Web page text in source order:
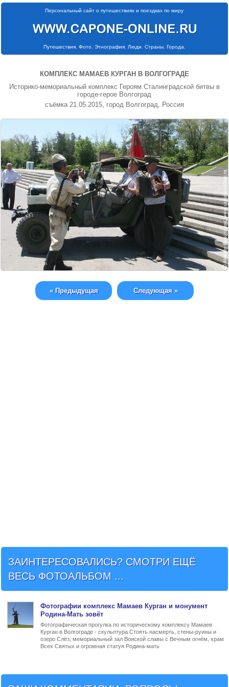
Персональный сайт о путешествиях и поездках по миру
Путешествия. Фото. Этнография. Люди. Страны. Города.
КОМПЛЕКС МАМАЕВ КУРГАН В ВОЛГОГРАДЕ
Историко-мемориальный комплекс Героям Сталинградской битвы в
городе-герое Волгоград
съёмка 21.05.2015, город Волгоград, Россия
« Предыдущая Следующая »
ЗАИНТЕРЕСОВАЛИСЬ? СМОТРИ ЕЩЁ
ВЕСЬ ФОТОАЛЬБОМ ...
Фотографии комплекс Мамаев Курган и монумент
Родина-Мать зовёт
Фотографическая прогулка по историческому комплексу Мамаев
Курган в Волгограде - скульптура Стоять насмерть, стены-руины и
озеро Слёз, мемориальный зал Воиской славы с Вечным огнём, храм
Всех Святых и огромная статуя Родина-мать